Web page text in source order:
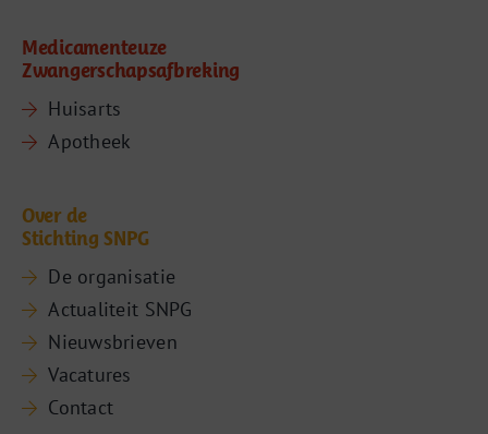
Medicamenteuze
Zwangerschapsafbreking
Huisarts
Apotheek
Over de
Stichting SNPG
De organisatie
Actualiteit SNPG
Nieuwsbrieven
Vacatures
Contact